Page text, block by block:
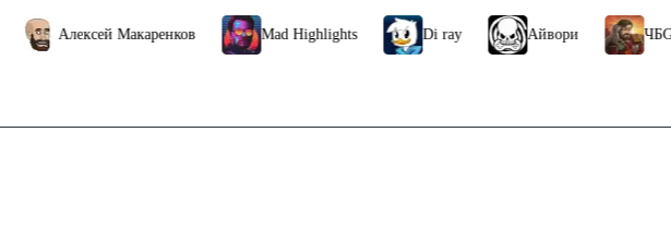
Алексей Макаренков Mad Highlights Di ray Айвори ЧБG